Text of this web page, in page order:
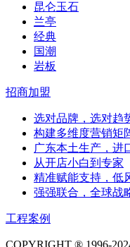
昆仑玉石
兰亭
经典
国潮
岩板
招商加盟
选对品牌，选对趋势
构建多维度营销矩
广东本土生产，
从开店小白到专家
精准赋能支持，低
强强联合，全球战略
工程案例
COPYRIGHT ® 1996-